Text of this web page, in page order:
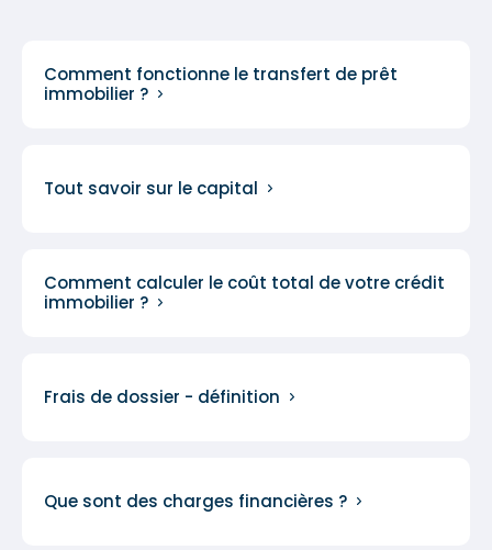
Comment fonctionne le transfert de prêt
immobilier ?
Tout savoir sur le capital
Comment calculer le coût total de votre crédit
immobilier ?
Frais de dossier - définition
Que sont des charges financières ?